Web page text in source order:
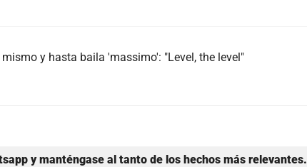
y hasta baila 'massimo': "Level, the level"
y manténgase al tanto de los hechos más relevantes.